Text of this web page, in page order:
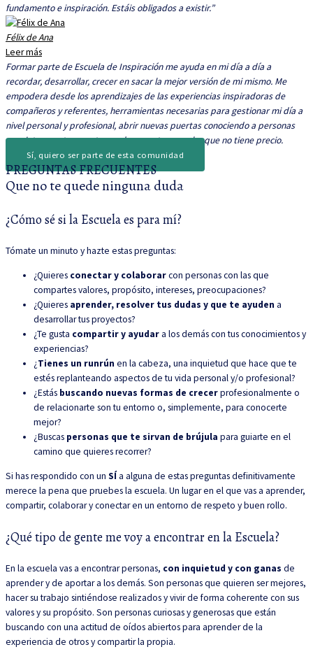
fundamento e inspiración. Estáis obligados a existir.”
Félix de Ana
Leer más
Formar parte de Escuela de Inspiración me ayuda en mi día a día a
recordar, desarrollar, crecer en sacar la mejor versión de mi mismo. Me
empodera desde los aprendizajes de las experiencias inspiradoras de
compañeros y referentes, herramientas necesarias para gestionar mi día a
nivel personal y profesional, abrir nuevas puertas conociendo a personas
muy interesantes que te pueden aportar un valor que no tiene precio.
Sí, quiero ser parte de esta comunidad
PREGUNTAS FRECUENTES
Que no te quede ninguna duda
¿Cómo sé si la Escuela es para mí?
Tómate un minuto y hazte estas preguntas:
¿Quieres conectar y colaborarcon personas con las que
compartes valores, propósito, intereses, preocupaciones?
¿Quieres aprender, resolver tus dudas y que te ayuden a
desarrollar tus proyectos?
¿Te gusta compartir y ayudara los demás con tus conocimientos y
experiencias?
¿Tienes un runrún en la cabeza, una inquietud que hace que te
estés replanteando aspectos de tu vida personal y/o profesional?
¿Estás buscando nuevas formas de crecerprofesionalmente o
de relacionarte son tu entorno o, simplemente, para conocerte
mejor?
¿Buscas personas que te sirvan de brújula para guiarte en el
camino que quieres recorrer?
Si has respondido con un SÍa alguna de estas preguntas definitivamente
merece la pena que pruebes la escuela. Un lugar en el que vas a aprender,
compartir, colaborar y conectar en un entorno de respeto y buen rollo.
¿Qué tipo de gente me voy a encontrar en la Escuela?
En la escuela vas a encontrar personas, con inquietud y con ganas de
aprender y de aportar a los demás. Son personas que quieren ser mejores,
hacer su trabajo sintiéndose realizados y vivir de forma coherente con sus
valores y su propósito. Son personas curiosas y generosas que están
buscando con una actitud de oídos abiertos para aprender de la
experiencia de otros y compartir la propia.